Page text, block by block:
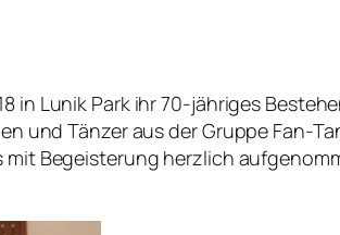
in Lunik Park ihr 70-jähriges
und Tänzer aus der Gruppe Fan-
Begeisterung herzlich